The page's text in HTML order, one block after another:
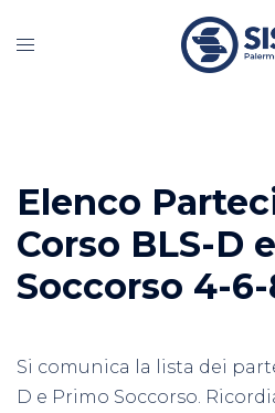
Mostra/Nascondi
Elenco
Corso BLS-D
Soccorso 4-
Si comunica la lista dei
D e Primo Soccorso.